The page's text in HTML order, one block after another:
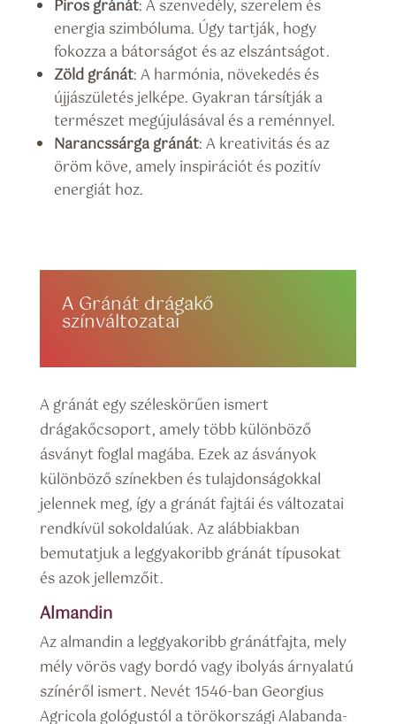
Piros gránát: A szenvedély, szerelem és
energia szimbóluma. Úgy tartják, hogy
fokozza a bátorságot és az elszántságot.
Zöld gránát: A harmónia, növekedés és
újjászületés jelképe. Gyakran társítják a
természet megújulásával és a reménnyel.
Narancssárga gránát: A kreativitás és az
öröm köve, amely inspirációt és pozitív
energiát hoz.
A Gránát drágakő
színváltozatai
A gránát egy széleskörűen ismert
drágakőcsoport, amely több különböző
ásványt foglal magába. Ezek az ásványok
különböző színekben és tulajdonságokkal
jelennek meg, így a gránát fajtái és változatai
rendkívül sokoldalúak. Az alábbiakban
bemutatjuk a leggyakoribb gránát típusokat
és azok jellemzőit.
Almandin
Az almandin a leggyakoribb gránátfajta, mely
mély vörös vagy bordó vagy ibolyás árnyalatú
színéről ismert. Nevét 1546-ban Georgius
Agricola gológustól a törökországi Alabanda-